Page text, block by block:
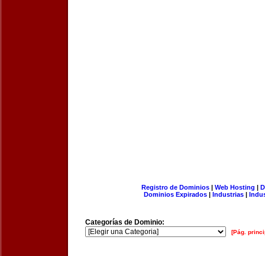
Registro de Dominios| Web Hosting |
Dominios Expirados | Industrias |
Categorías de Dominio:
[Pág.